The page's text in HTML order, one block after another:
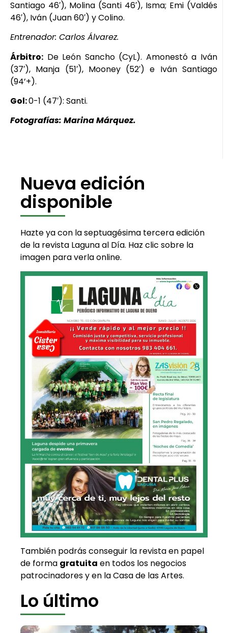
Santiago 46′), Molina (Santi 46′), Isma; Emi (Valdés
46′), Iván (Juan 60′) y Colino.
Entrenador: Carlos Álvarez.
Árbitro: De León Sancho (CyL). Amonestó a Iván
(37′), Manja (51′), Mooney (52′) e Iván Santiago
(94’+).
Gol:0-1 (47′): Santi.
Fotografías: Marina Márquez.
Nueva edición
disponible
Hazte ya con la septuagésima tercera edición
de la revista Laguna al Día. Haz clic sobre la
imagen para verla online.
También podrás conseguir la revista en papel
de forma gratuita en todos los negocios
patrocinadores y en la Casa de las Artes.
Lo último